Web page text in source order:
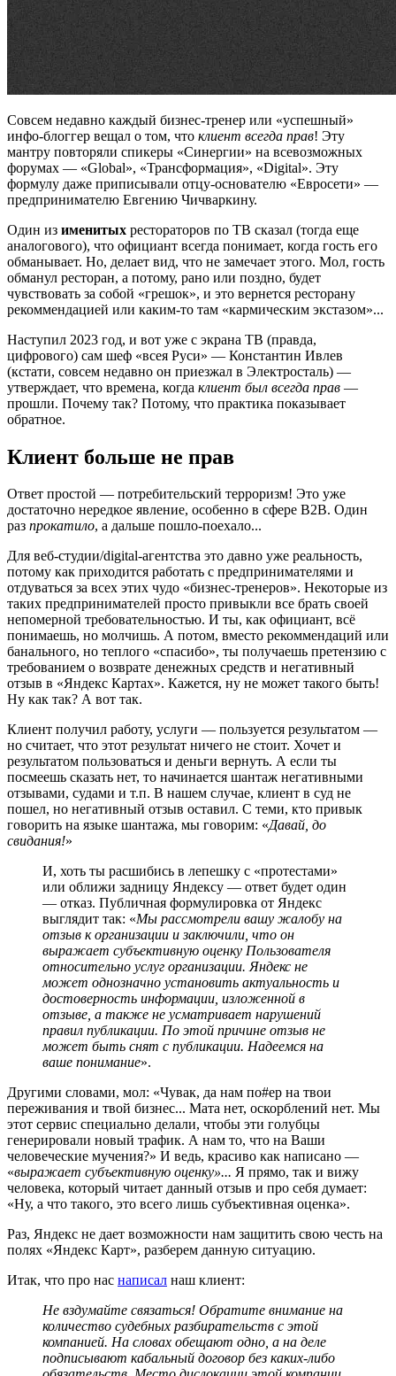
Совсем недавно каждый бизнес-тренер или «успешный»
инфо-блоггер вещал о том, что клиент всегда прав! Эту
мантру повторяли спикеры «Синергии» на всевозможных
форумах — «Global», «Трансформация», «Digital». Эту
формулу даже приписывали отцу-основателю «Евросети» —
предпринимателю Евгению Чичваркину.
Один из именитых рестораторов по ТВ сказал (тогда еще
аналогового), что официант всегда понимает, когда гость его
обманывает. Но, делает вид, что не замечает этого. Мол, гость
обманул ресторан, а потому, рано или поздно, будет
чувствовать за собой «грешок», и это вернется ресторану
рекоммендацией или каким-то там «кармическим экстазом»...
Наступил 2023 год, и вот уже с экрана ТВ (правда,
цифрового) сам шеф «всея Руси» — Константин Ивлев
(кстати, совсем недавно он приезжал в Электросталь) —
утверждает, что времена, когда клиент был всегда прав —
прошли. Почему так? Потому, что практика показывает
обратное.
Клиент больше не прав
Ответ простой — потребительский терроризм! Это уже
достаточно нередкое явление, особенно в сфере B2B. Один
раз прокатило, а дальше пошло-поехало...
Для веб-студии/digital-агентства это давно уже реальность,
потому как приходится работать с предпринимателями и
отдуваться за всех этих чудо «бизнес-тренеров». Некоторые из
таких предпринимателей просто привыкли все брать своей
непомерной требовательностью. И ты, как официант, всё
понимаешь, но молчишь. А потом, вместо рекоммендаций или
банального, но теплого «спасибо», ты получаешь претензию с
требованием о возврате денежных средств и негативный
отзыв в «Яндекс Картах». Кажется, ну не может такого быть!
Ну как так? А вот так.
Клиент получил работу, услуги — пользуется результатом —
но считает, что этот результат ничего не стоит. Хочет и
результатом пользоваться и деньги вернуть. А если ты
посмеешь сказать нет, то начинается шантаж негативными
отзывами, судами и т.п. В нашем случае, клиент в суд не
пошел, но негативный отзыв оставил. С теми, кто привык
говорить на языке шантажа, мы говорим: «Давай, до
свидания!»
И, хоть ты расшибись в лепешку с «протестами»
или оближи задницу Яндексу — ответ будет один
— отказ. Публичная формулировка от Яндекс
выглядит так: «Мы рассмотрели вашу жалобу на
отзыв к организации и заключили, что он
выражает субъективную оценку Пользователя
относительно услуг организации. Яндекс не
может однозначно установить актуальность и
достоверность информации, изложенной в
отзыве, а также не усматривает нарушений
правил публикации. По этой причине отзыв не
может быть снят с публикации. Надеемся на
ваше понимание».
Другими словами, мол: «Чувак, да нам по#ер на твои
переживания и твой бизнес... Мата нет, оскорблений нет. Мы
этот сервис специально делали, чтобы эти голубцы
генерировали новый трафик. А нам то, что на Ваши
человеческие мучения?» И ведь, красиво как написано —
«выражает субъективную оценку»... Я прямо, так и вижу
человека, который читает данный отзыв и про себя думает:
«Ну, а что такого, это всего лишь субъективная оценка».
Раз, Яндекс не дает возможности нам защитить свою честь на
полях «Яндекс Карт», разберем данную ситуацию.
Итак, что про нас написал наш клиент:
Не вздумайте связаться! Обратите внимание на
количество судебных разбирательств с этой
компанией. На словах обещают одно, а на деле
подписывают кабальный договор без каких-либо